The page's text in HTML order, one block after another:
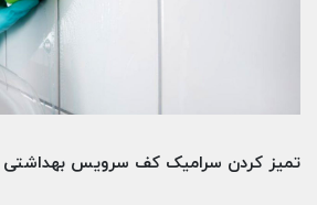
تمیز کردن سرامیک کف سرویس بهداشتی